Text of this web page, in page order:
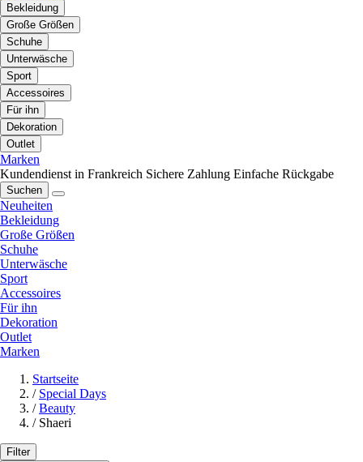
Bekleidung
Große Größen
Schuhe
Unterwäsche
Sport
Accessoires
Für ihn
Dekoration
Outlet
Marken
Kundendienst in Frankreich Sichere Zahlung Einfache Rückgabe
Suchen
Neuheiten
Bekleidung
Große Größen
Schuhe
Unterwäsche
Sport
Accessoires
Für ihn
Dekoration
Outlet
Marken
Startseite
/ Special Days
/ Beauty
/ Shaeri
Filter